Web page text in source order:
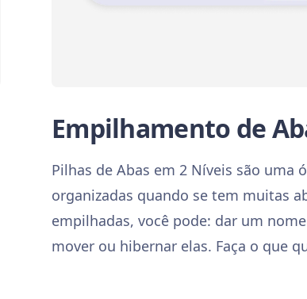
Empilhamento de
Pilhas de Abas em 2 Níveis são uma
organizadas quando se tem muitas
empilhadas, você pode: dar um
mover ou hibernar elas. Faça o que